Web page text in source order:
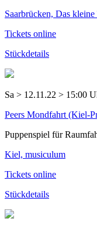
Saarbrücken, Das
Tickets online
Stückdetails
Sa > 12.11.22 > 15:00
Peers Mondfahrt (Kiel-
Puppenspiel für
Kiel, musiculum
Tickets online
Stückdetails